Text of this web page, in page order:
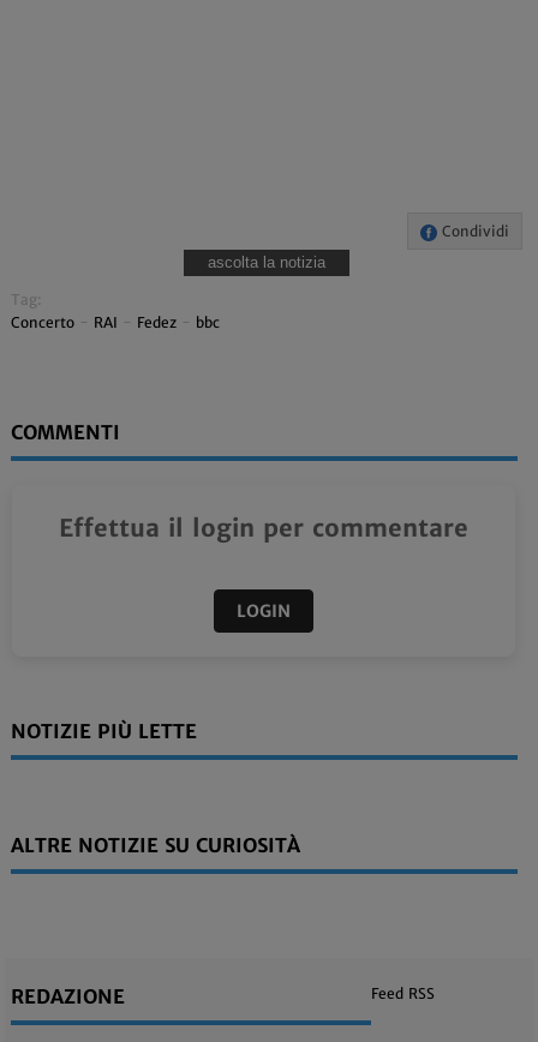
Condividi
ascolta la notizia
Tag:
Concerto- RAI - Fedez- bbc
COMMENTI
Effettua il login per commentare
LOGIN
NOTIZIE PIÙ LETTE
ALTRE NOTIZIE SU CURIOSITÀ
REDAZIONE Feed RSS